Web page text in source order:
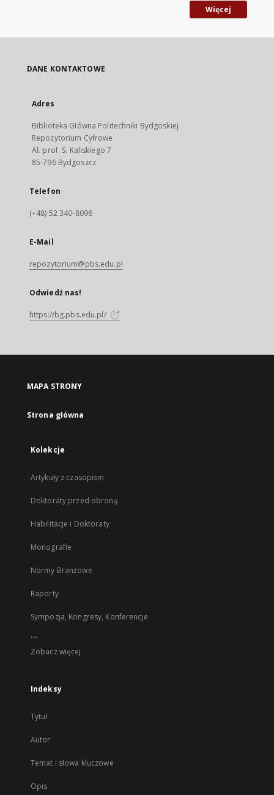
Więcej
DANE KONTAKTOWE
Adres
Biblioteka Główna Politechniki Bydgoskiej
Repozytorium Cyfrowe
Al. prof. S. Kaliskiego 7
85-796 Bydgoszcz
Telefon
(+48) 52 340-8096
E-Mail
repozytorium@pbs.edu.pl
Odwiedź nas!
https://bg.pbs.edu.pl/
MAPA STRONY
Strona główna
Kolekcje
Artykuły z czasopism
Doktoraty przed obroną
Habilitacje i Doktoraty
Monografie
Normy Branżowe
Raporty
Sympozja, Kongresy, Konferencje
...
Zobacz więcej
Indeksy
Tytuł
Autor
Temat i słowa kluczowe
Opis